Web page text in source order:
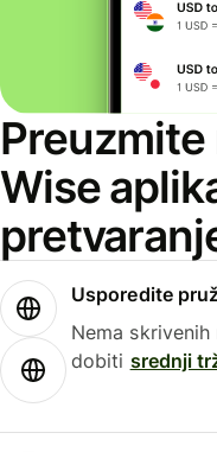
Wise
Usporedite
Nema
dobiti srednji